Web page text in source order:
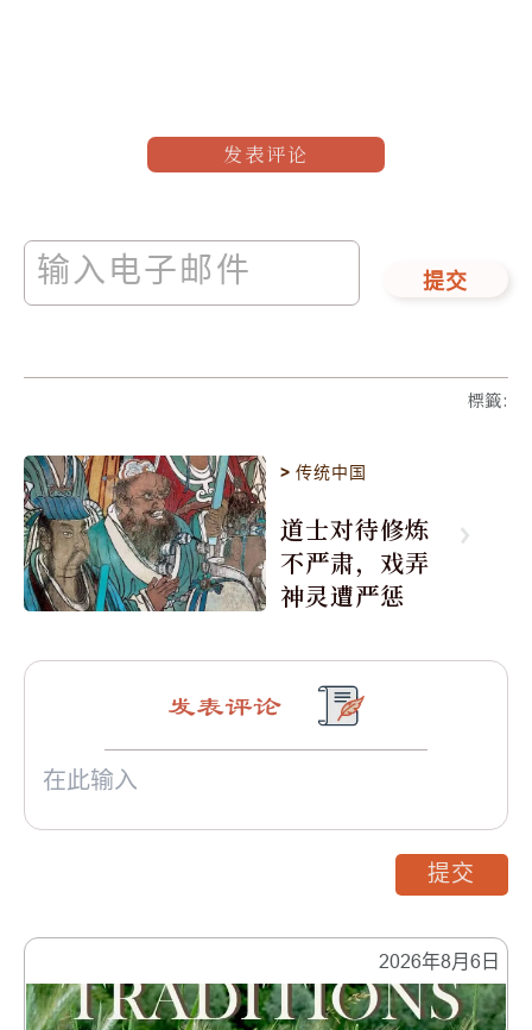
发表评论
提交
標籤:
>传统中国
道士对待修炼
不严肃，戏弄
神灵遭严惩
2026年8月6日
发表评论
提交